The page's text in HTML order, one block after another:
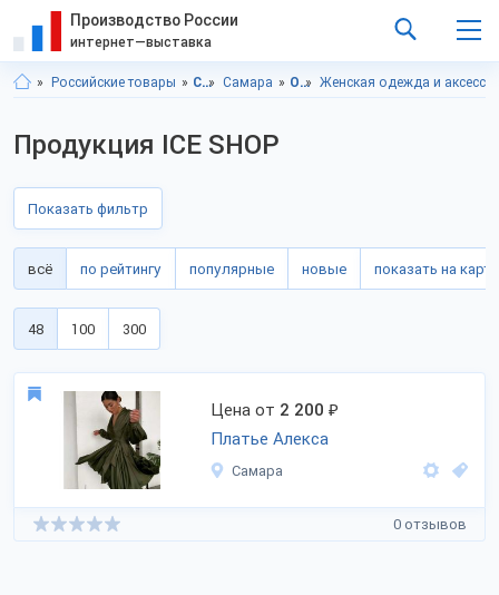
Производство России
интернет—выставка
Российские товары Самарская область Самара Одежда Женская одежда и
Продукция ICE SHOP
Показать фильтр
всё по рейтингу популярные новые показать на карте
48 100 300
Цена от 2 200 ₽
Платье Алекса
Самара
0 отзывов